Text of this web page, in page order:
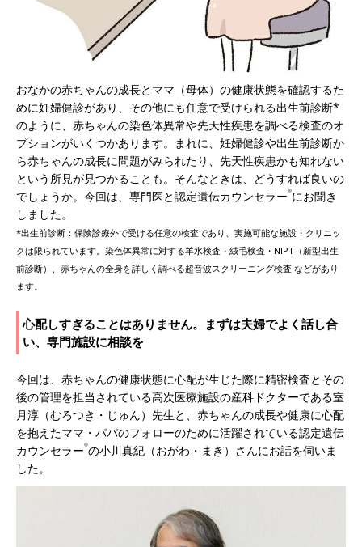
おなかの赤ちゃんの成長とママ（母体）の健康状態を確認するた
めに妊婦健診があり、その他にも任意で受けられる出生前診断*
のように、赤ちゃんの染色体異常や先天性疾患を調べる検査のオ
プションがいくつかあります。まれに、妊婦健診や出生前診断か
ら赤ちゃんの成長に問題がみられたり、先天性疾患かも知れない
という所見が見つかることも。そんなときは、どうすれば良いの
でしょうか。今回は、専門医と認定遺伝カウンセラー®にお聞き
しました。
*出生前診断：保険診療外で受ける任意の検査であり、実施可能な施設・クリニッ
クは限られています。染色体異常に対する羊水検査・絨毛検査・NIPT（新型出生
前診断）、赤ちゃんの全身を詳しく調べる超音波スクリーニング検査 などがあり
ます。
心配しすぎることはありません。まずは夫婦でよく話し合
い、専門施設に相談を
今回は、赤ちゃんの健康状態に心配が生じた際に精密検査とその
後の管理を担当されている高次医療施設の産科ドクターである室
月淳（むろつき・じゅん）先生と、赤ちゃんの成長や健康に心配
を抱えたママ・パパのフォローのために活躍されている認定遺伝
カウンセラー®の小川真紀（おがわ・まき）さんにお話を伺いま
した。